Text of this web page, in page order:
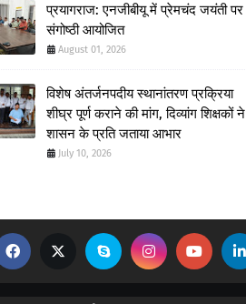
प्रयागराज: एनजीबीयू में प्रेमचंद जयंती पर
संगोष्ठी आयोजित
August 01, 2026
विशेष अंतर्जनपदीय स्थानांतरण प्रक्रिया
शीघ्र पूर्ण कराने की मांग, दिव्यांग शिक्षकों ने
शासन के प्रति जताया आभार
July 10, 2026